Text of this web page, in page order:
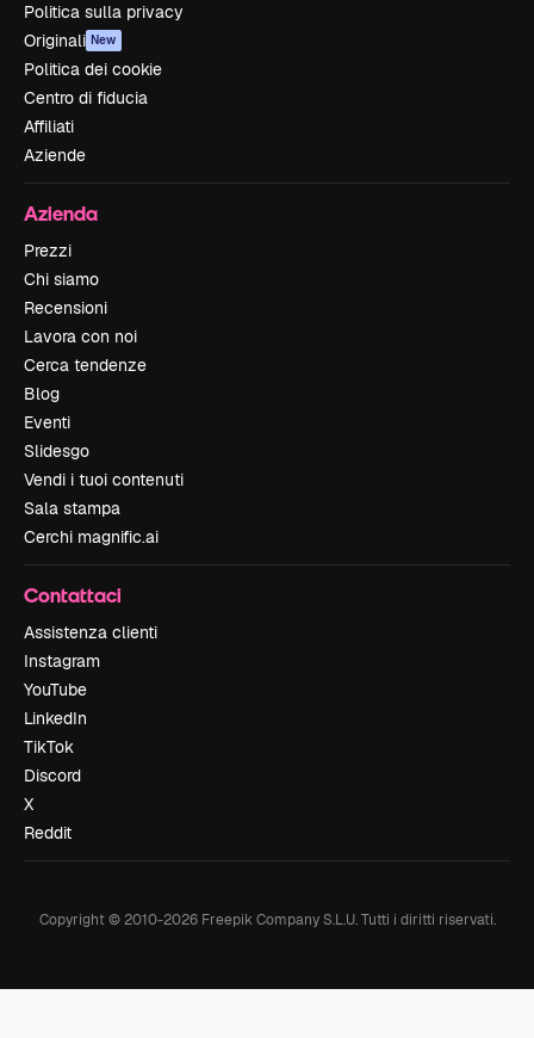
Politica sulla privacy
Originali New
Politica dei cookie
Centro di fiducia
Affiliati
Aziende
Azienda
Prezzi
Chi siamo
Recensioni
Lavora con noi
Cerca tendenze
Blog
Eventi
Slidesgo
Vendi i tuoi contenuti
Sala stampa
Cerchi magnific.ai
Contattaci
Assistenza clienti
Instagram
YouTube
LinkedIn
TikTok
Discord
X
Reddit
Copyright © 2010-2026Freepik Company S.L.U. Tutti i diritti riservati.